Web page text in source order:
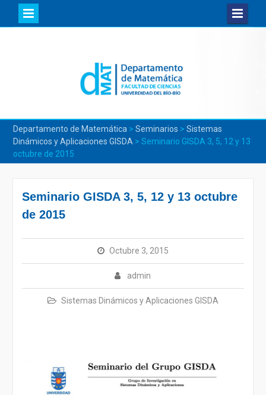
Departamento de Matemática > Seminarios > Sistemas
Dinámicos y Aplicaciones GISDA > Seminario GISDA 3, 5, 12 y 13
octubre de 2015
Seminario GISDA 3, 5, 12 y 13 octubre
de 2015
Octubre 3, 2015
admin
Sistemas Dinámicos y Aplicaciones GISDA